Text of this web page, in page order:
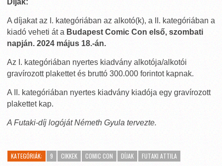
Díjak:
A díjakat az I. kategóriában az alkotó(k), a II. kategóriában a
kiadó veheti át a Budapest Comic Con első, szombati
napján. 2024 május 18.-án.
Az I. kategóriában nyertes kiadvány alkotója/alkotói
gravírozott plakettet és bruttó 300.000 forintot kapnak.
A II. kategóriában nyertes kiadvány kiadója egy gravírozott
plakettet kap.
A Futaki-díj logóját Németh Gyula tervezte.
KATEGÓRIÁK: 9 CIKKEK COMIC CON DÍJAK FUTAKI ATTILA